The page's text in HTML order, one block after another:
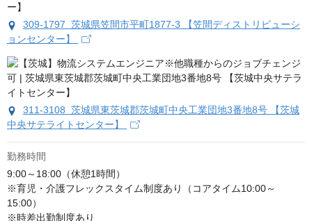
309-1797 茨城県笠間市平町1877-3 【笠間ディストリビューシ
ョンセンター】
311-3108 茨城県東茨城郡茨城町中央工業団地3番地8号 【茨城
中央サテライトセンター】
勤務時間
9:00～18:00（休憩1時間）
※育児・介護フレックスタイム制度あり（コアタイム10:00～
15:00）
※時差出勤制度あり